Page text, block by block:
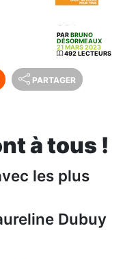
PARBRUNO
DÉSORMEAUX
21 MARS 2023
492 LECTEURS
PARTAGER
à tous !
les plus
Dubuy